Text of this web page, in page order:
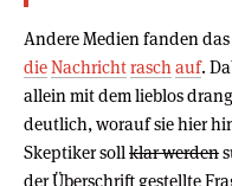
Andere Medien fanden
dieNachrichtraschauf.
allein mit dem lieblos
deutlich, worauf sie hier
Skeptiker sollklar werden
der Überschrift gestellte